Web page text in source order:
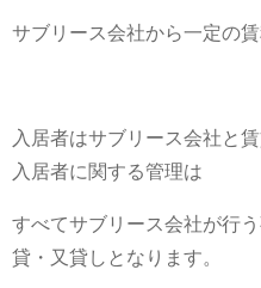
サブリース会社から一定の賃
入居者はサブリース会社と
入居者に関する管理は
すべてサブリース会社が行
貸・又貸しとなります。